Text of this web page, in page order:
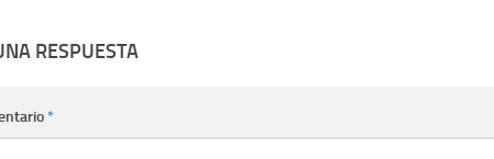
RESPUESTA
*